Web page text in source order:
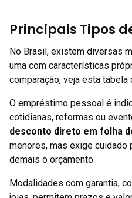
Principais Tipos
No Brasil, existem diversas
uma com características
comparação, veja esta
O empréstimo pessoal é
cotidianas, reformas ou
desconto direto em folha
menores, mas exige cuidado
demais o orçamento.
Modalidades com garantia,